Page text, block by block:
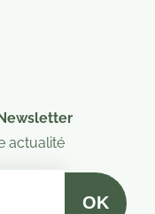
actualité